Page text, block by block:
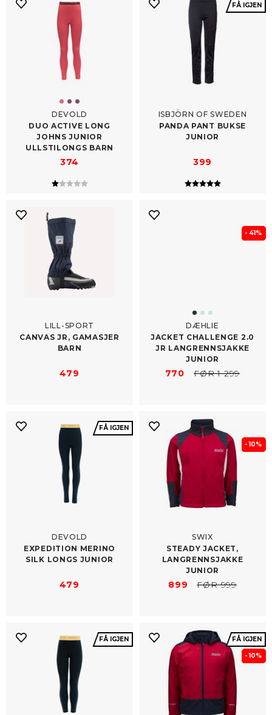
DEVOLD
DUO ACTIVE LONG
JOHNS JUNIOR
ULLSTILONGS BARN
374
Karakter:
1.0 av 5 mulige
FÅ IGJEN
ISBJÖRN OF SWEDEN
PANDA PANT BUKSE
JUNIOR
399
Karakter:
5.0 av 5
LILL-SPORT
CANVAS JR, GAMASJER
BARN
479
- 41%
DÆHLIE
JACKET CHALLENGE 2.0
JR LANGRENNSJAKKE
JUNIOR
770 FØR 1 299
FÅ IGJEN
DEVOLD
EXPEDITION MERINO
SILK LONGS JUNIOR
479
- 10%
SWIX
STEADY JACKET,
LANGRENNSJAKKE
JUNIOR
899 FØR 999
FÅ IGJEN FÅ IGJEN
- 10%